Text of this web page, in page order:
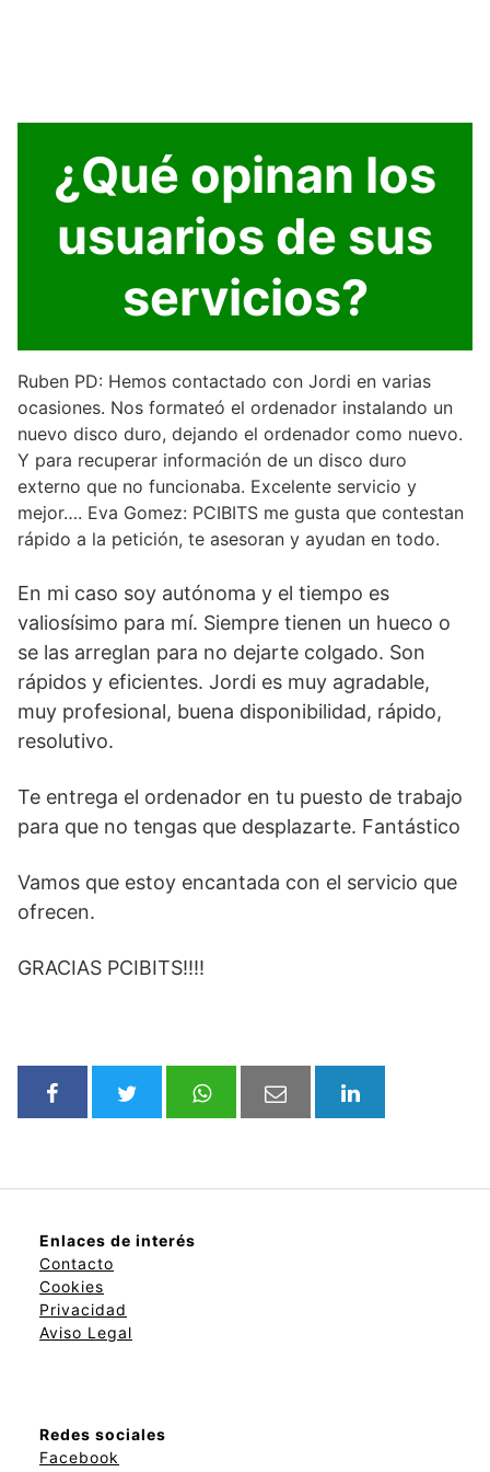
¿Qué opinan los
usuarios de sus
servicios?
Ruben PD: Hemos contactado con Jordi en varias
ocasiones. Nos formateó el ordenador instalando un
nuevo disco duro, dejando el ordenador como nuevo.
Y para recuperar información de un disco duro
externo que no funcionaba. Excelente servicio y
mejor…. Eva Gomez: PCIBITS me gusta que contestan
rápido a la petición, te asesoran y ayudan en todo.
En mi caso soy autónoma y el tiempo es
valiosísimo para mí. Siempre tienen un hueco o
se las arreglan para no dejarte colgado. Son
rápidos y eficientes. Jordi es muy agradable,
muy profesional, buena disponibilidad, rápido,
resolutivo.
Te entrega el ordenador en tu puesto de trabajo
para que no tengas que desplazarte. Fantástico
Vamos que estoy encantada con el servicio que
ofrecen.
GRACIAS PCIBITS!!!!
Enlaces de interés
Contacto
Cookies
Privacidad
Aviso Legal
Redes sociales
Facebook